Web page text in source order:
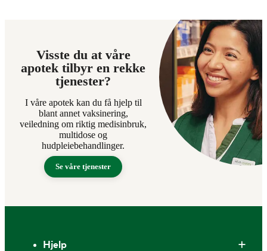
Visste du at våre
apotek tilbyr en rekke
tjenester?
I våre apotek kan du få hjelp til
blant annet vaksinering,
veiledning om riktig medisinbruk,
multidose og
hudpleiebehandlinger.
Se våre tjenester
Hjelp